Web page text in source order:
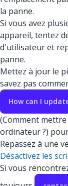
la panne.
Si vous avez
appareil, tentez
d'utilisateur et
panne.
Mettez à jour le
savez pas
How can I
(Comment
ordinateur ?)
Repassez à une
Désactivez les
Si vous